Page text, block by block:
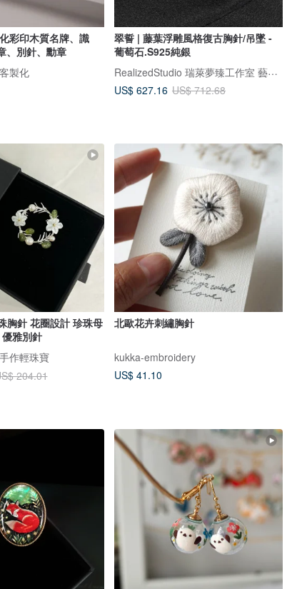
彩印木質名牌、識
、別針、勳章
製化
翠誓 | 藤葉浮雕風格復古胸針/吊墜 -
葡萄石.S925純銀
RealizedStudio 瑞萊夢臻工作室 藝飾創作珠寶設計
US$ 627.16 US$ 712.68
胸針 花圈設計 珍珠母
雅別針
作輕珠寶
204.01
北歐花卉刺繡胸針
kukka-embroidery
US$ 41.10